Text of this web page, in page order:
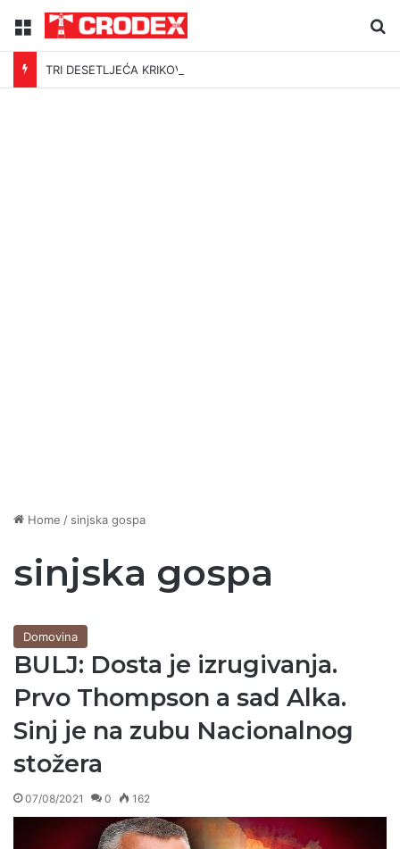
Menu
TRI DESETLJEĆA KRIKOVA OČAJNIKA
Home / sinjska gospa
sinjska gospa
Domovina
BULJ: Dosta je izrugivanja.
Prvo Thompson a sad Alka.
Sinj je na zubu Nacionalnog
stožera
07/08/2021 0 162